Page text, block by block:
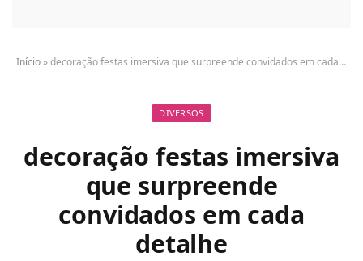
Início »decoração festas imersiva que surpreende convidados em cada detalhe
DIVERSOS
decoração festas imersiva
que surpreende
convidados em cada
detalhe